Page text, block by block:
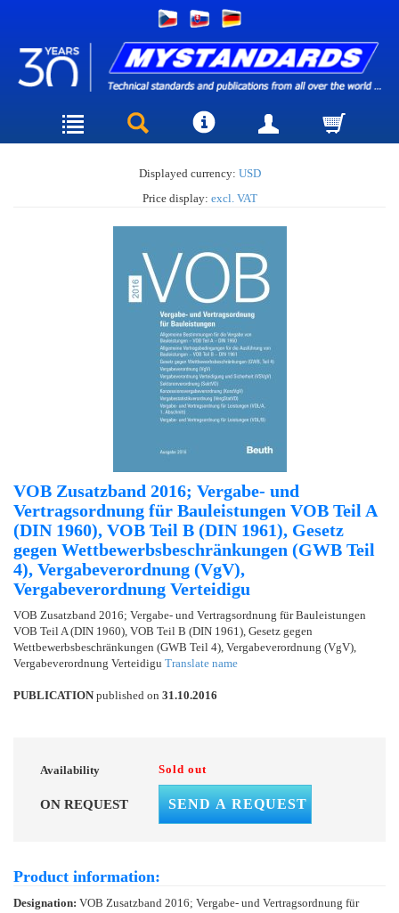
Displayed currency: USD
Price display: excl. VAT
VOB Zusatzband 2016; Vergabe- und
Vertragsordnung für Bauleistungen VOB Teil A
(DIN 1960), VOB Teil B (DIN 1961), Gesetz
gegen Wettbewerbsbeschränkungen (GWB Teil
4), Vergabeverordnung (VgV),
Vergabeverordnung Verteidigu
VOB Zusatzband 2016; Vergabe- und Vertragsordnung für Bauleistungen
VOB Teil A (DIN 1960), VOB Teil B (DIN 1961), Gesetz gegen
Wettbewerbsbeschränkungen (GWB Teil 4), Vergabeverordnung (VgV),
Vergabeverordnung Verteidigu Translate name
PUBLICATION published on 31.10.2016
Availability Sold out
ON REQUEST SEND A REQUEST
Product information:
Designation: VOB Zusatzband 2016; Vergabe- und Vertragsordnung für